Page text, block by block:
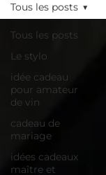
Tous les posts
Le stylo
idée cadeau
pour amateur
de vin
cadeau de
mariage
idées cadeaux
maître et
Tous les posts